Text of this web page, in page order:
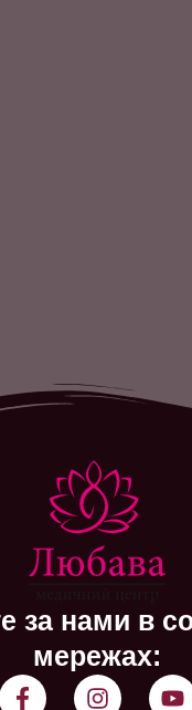
за нами в
мережах: